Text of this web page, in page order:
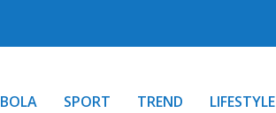
BOLA SPORT TREND LIFESTYLE